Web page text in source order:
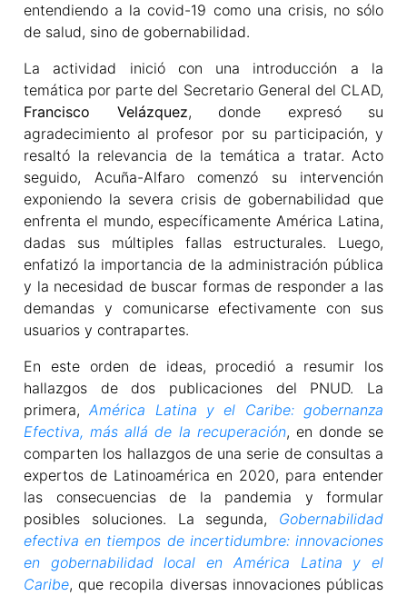
entendiendo a la covid-19 como una crisis, no sólo
de salud, sino de gobernabilidad.
La actividad inició con una introducción a la
temática por parte del Secretario General del CLAD,
Francisco Velázquez, donde expresó su
agradecimiento al profesor por su participación, y
resaltó la relevancia de la temática a tratar. Acto
seguido, Acuña-Alfaro comenzó su intervención
exponiendo la severa crisis de gobernabilidad que
enfrenta el mundo, específicamente América Latina,
dadas sus múltiples fallas estructurales. Luego,
enfatizó la importancia de la administración pública
y la necesidad de buscar formas de responder a las
demandas y comunicarse efectivamente con sus
usuarios y contrapartes.
En este orden de ideas, procedió a resumir los
hallazgos de dos publicaciones del PNUD. La
primera,América Latina y el Caribe: gobernanza
Efectiva, más allá de la recuperación, en donde se
comparten los hallazgos de una serie de consultas a
expertos de Latinoamérica en 2020, para entender
las consecuencias de la pandemia y formular
posibles soluciones. La segunda, Gobernabilidad
efectiva en tiempos de incertidumbre: innovaciones
en gobernabilidad local en América Latina y el
Caribe, que recopila diversas innovaciones públicas